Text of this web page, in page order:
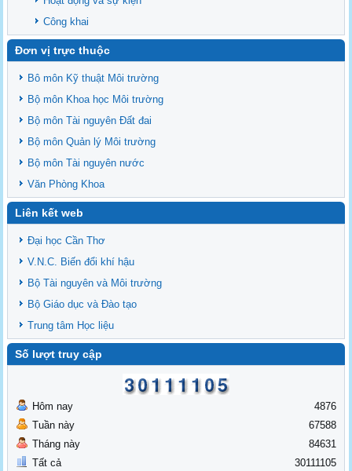
Công khai
Đơn vị trực thuộc
Bô môn Kỹ thuật Môi trường
Bộ môn Khoa học Môi trường
Bộ môn Tài nguyên Đất đai
Bộ môn Quản lý Môi trường
Bộ môn Tài nguyên nước
Văn Phòng Khoa
Liên kết web
Đại học Cần Thơ
V.N.C. Biến đổi khí hậu
Bộ Tài nguyên và Môi trường
Bộ Giáo dục và Đào tạo
Trung tâm Học liệu
Số lượt truy cập
Hôm nay
Tuần này
Tháng này
Tất cả
4876
67588
84631
30111105